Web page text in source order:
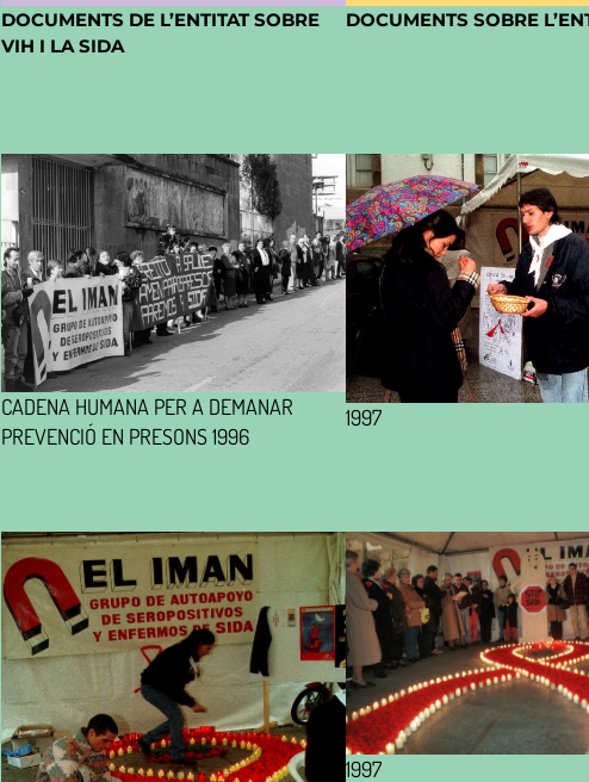
DOCUMENTS DE L’ENTITAT SOBRE
VIH I LA SIDA
DOCUMENTS SOBRE
CADENA HUMANA PER A DEMANAR
PREVENCIÓ EN PRESONS 1996
1997
1997